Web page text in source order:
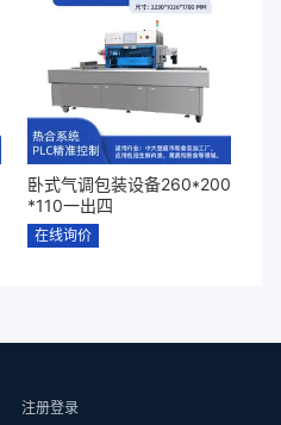
卧式气调包装设备260*200
*110一出四
在线询价
注册登录